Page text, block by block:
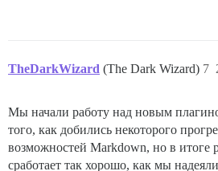
TheDarkWizard (The Dark Wizard) 7
Мы начали работу над новым
того, как добились некоторого
возможностей Markdown, но в итоге
сработает так хорошо, как мы